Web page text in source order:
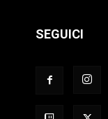
SEGUICI